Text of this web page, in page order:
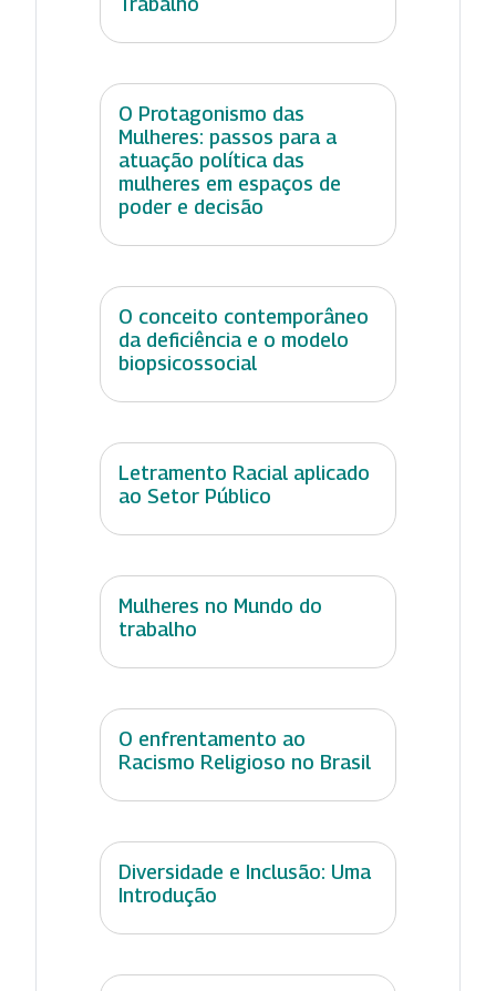
O Protagonismo das
Mulheres: passos para a
atuação política das
mulheres em espaços de
poder e decisão
O conceito contemporâneo
da deficiência e o modelo
biopsicossocial
Letramento Racial aplicado
ao Setor Público
Mulheres no Mundo do
trabalho
O enfrentamento ao
Racismo Religioso no Brasil
Diversidade e Inclusão: Uma
Introdução